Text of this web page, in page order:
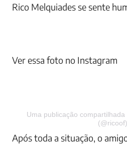
Rico Melquiades se sente
Ver essa foto no Instagram
Uma publicação
(@ricoof)
Após toda a situação, o